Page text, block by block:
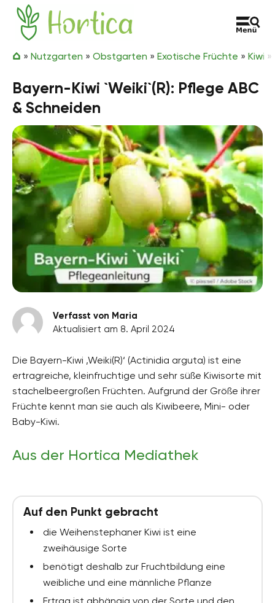
Zum Inhalt springen
Hortica
» Nutzgarten » Obstgarten » Exotische Früchte » Kiwi »
Bayern-Kiwi `Weiki`(R): Pflege ABC
& Schneiden
Verfasst von Maria
Aktualisiert am 8. April 2024
Die Bayern-Kiwi ‚Weiki(R)‘ (Actinidia arguta) ist eine
ertragreiche, kleinfruchtige und sehr süße Kiwisorte mit
stachelbeergroßen Früchten. Aufgrund der Größe ihrer
Früchte kennt man sie auch als Kiwibeere, Mini- oder
Baby-Kiwi.
Aus der Hortica Mediathek
Auf den Punkt gebracht
die Weihenstephaner Kiwi ist eine
zweihäusige Sorte
benötigt deshalb zur Fruchtbildung eine
weibliche und eine männliche Pflanze
Ertrag ist abhängig von der Sorte und den